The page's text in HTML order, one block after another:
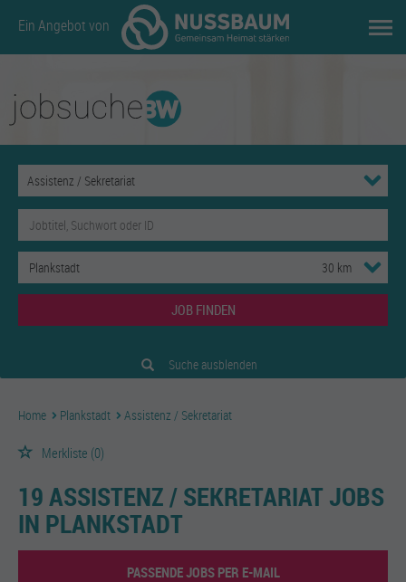
Ein Angebot von
JOB FINDEN
Suche ausblenden
Home Plankstadt Assistenz / Sekretariat
Merkliste (0)
19 ASSISTENZ / SEKRETARIAT JOBS
IN PLANKSTADT
PASSENDE JOBS PER E-MAIL